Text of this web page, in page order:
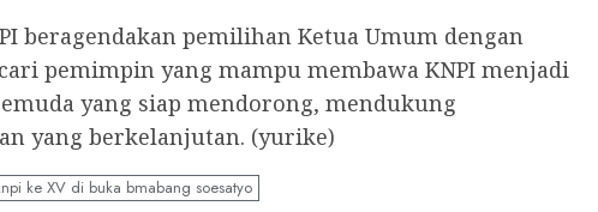
beragendakan pemilihan Ketua Umum dengan
pemimpin yang mampu membawa KNPI menjadi
yang siap mendorong, mendukung
yang berkelanjutan. (yurike)
ke XV di buka bmabang soesatyo